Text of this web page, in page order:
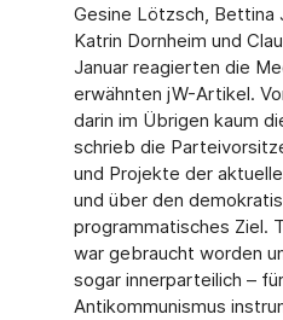
Gesine Lötzsch, Bettina
Katrin Dornheim und
Januar reagierten die
erwähnten jW-Artikel.
darin im Übrigen kaum
schrieb die
und Projekte der
und über den
programmatisches Ziel.
war gebraucht worden
sogar innerparteilich –
Antikommunismus